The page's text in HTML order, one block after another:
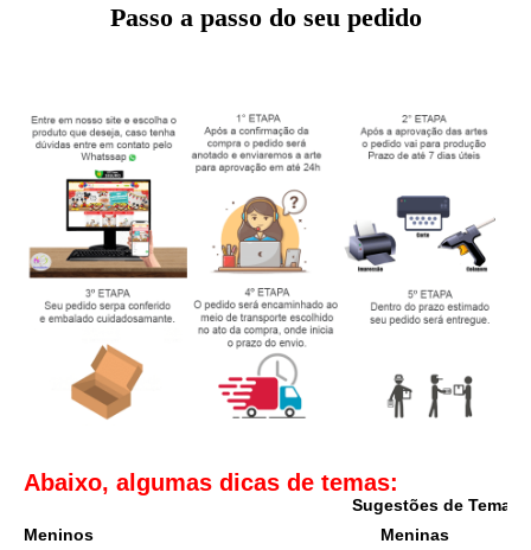
Passo a passo do seu pedido
Abaixo, algumas dicas de temas:
Sugestões de Temas
Meninos
Meninas